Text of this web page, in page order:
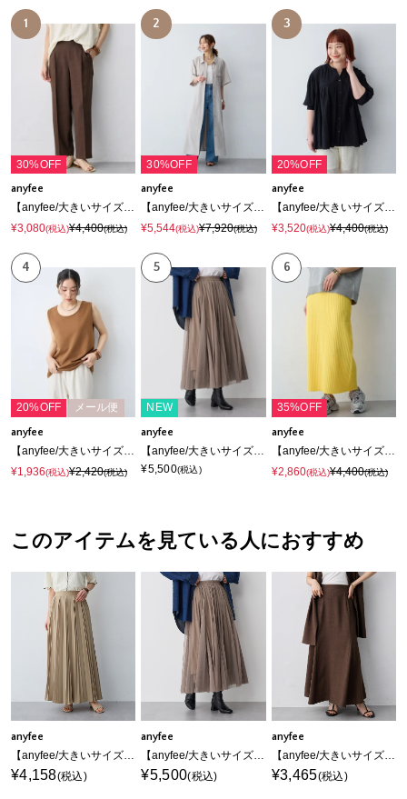
1
30%OFF
anyfee
【anyfee/大きいサイズ】リネン調テーパードパンツ《接触冷感 ・UVカット・イージーケア 》
¥3,080(税込)¥4,400(税込)
2
30%OFF
anyfee
【anyfee/大きいサイズ】リネン調サファリシャツワンピース《接触冷感 ・UVカット・イージーケア 》
¥5,544(税込)¥7,920(税込)
3
20%OFF
anyfee
【anyfee/大きいサイズ】リンクルギャザーフレアブラウス《新色追加》
¥3,520(税込)¥4,400(税込)
4
20%OFF メール便
anyfee
【anyfee/大きいサイズ】着てサラなめらかポンチ素材タンクトップ《接触冷感・吸水速乾・UV対策》
¥1,936(税込)¥2,420(税込)
5
NEW
anyfee
【anyfee/大きいサイズ】チュールスカート《低身長サイズ有》◆新色追加◆
¥5,500(税込)
6
35%OFF
anyfee
【anyfee/大きいサイズ】ドライタッチサマーリブニットタイトスカート◆新色追加◆マシンウォッシャブル
¥2,860(税込)¥4,400(税込)
このアイテムを見ている人におすすめ
anyfee
【anyfee/大きいサイズ】贅沢プリーツスカート
¥4,158(税込)
anyfee
¥5,500(税込)
anyfee
【anyfee/大きいサイズ】リネン調マーメイドスカート《接触冷感 ・UVカット・イージーケア 》
¥3,465(税込)